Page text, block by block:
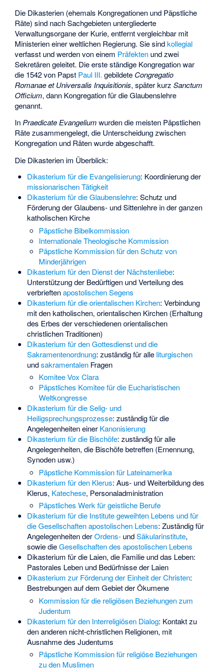
Die Dikasterien (ehemals Kongregationen und Päpstliche
Räte) sind nach Sachgebieten untergliederte
Verwaltungsorgane der Kurie, entfernt vergleichbar mit
Ministerien einer weltlichen Regierung. Sie sindkollegial
verfasst und werden von einem Präfekten und zwei
Sekretären geleitet. Die erste ständige Kongregation war
die 1542 von Papst Paul III. gebildete Congregatio
Romanae et Universalis Inquisitionis, später kurzSanctum
Officium, dann Kongregation für die Glaubenslehre
genannt.
InPraedicate Evangelium wurden die meisten Päpstlichen
Räte zusammengelegt, die Unterscheidung zwischen
Kongregation und Räten wurde abgeschafft.
Die Dikasterien im Überblick:
Dikasterium für die Evangelisierung: Koordinierung der
missionarischen Tätigkeit
Dikasterium für die Glaubenslehre: Schutz und
Förderung der Glaubens- und Sittenlehre in der ganzen
katholischen Kirche
Päpstliche Bibelkommission
Internationale Theologische Kommission
Päpstliche Kommission für den Schutz von
Minderjährigen
Dikasterium für den Dienst der Nächstenliebe:
Unterstützung der Bedürftigen und Verteilung des
verbrieftenapostolischen Segens
Dikasterium für die orientalischen Kirchen: Verbindung
mit den katholischen, orientalischen Kirchen (Erhaltung
des Erbes der verschiedenen orientalischen
christlichen Traditionen)
Dikasterium für den Gottesdienst und die
Sakramentenordnung: zuständig für alle liturgischen
undsakramentalenFragen
Komitee Vox Clara
Päpstliches Komitee für die Eucharistischen
Weltkongresse
Dikasterium für die Selig- und
Heiligsprechungsprozesse: zuständig für die
Angelegenheiten einer Kanonisierung
Dikasterium für die Bischöfe: zuständig für alle
Angelegenheiten, die Bischöfe betreffen (Ernennung,
Synoden usw.)
Päpstliche Kommission für Lateinamerika
Dikasterium für den Klerus: Aus- und Weiterbildung des
Klerus, Katechese, Personaladministration
Päpstliches Werk für geistliche Berufe
Dikasterium für die Institute geweihten Lebens und für
die Gesellschaften apostolischen Lebens: Zuständig für
Angelegenheiten derOrdens-undSäkularinstitute,
sowie dieGesellschaften des apostolischen Lebens
Dikasterium für die Laien, die Familie und das Leben:
Pastorales Leben und Bedürfnisse der Laien
Dikasterium zur Förderung der Einheit der Christen:
Bestrebungen auf dem Gebiet der Ökumene
Kommission für die religiösen Beziehungen zum
Judentum
Dikasterium für den Interreligiösen Dialog: Kontakt zu
den anderen nicht-christlichen Religionen, mit
Ausnahme des Judentums
Päpstliche Kommission für religiöse Beziehungen
zu den Muslimen